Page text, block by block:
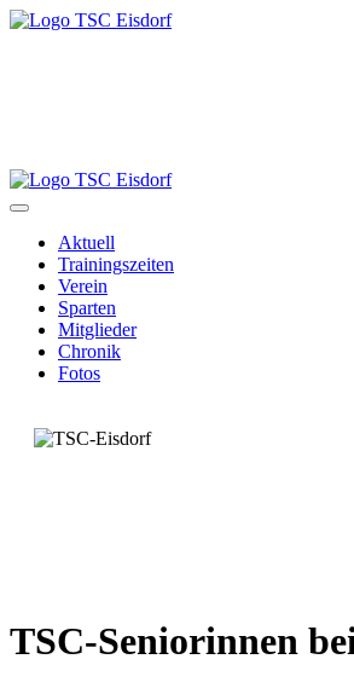
Aktuell
Trainingszeiten
Verein
Sparten
Mitglieder
Chronik
Fotos
TSC-Seniorinnen